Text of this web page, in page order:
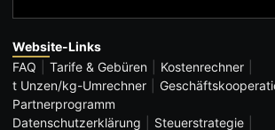
Website-Links
FAQ
Tarife & Gebüren
Kostenrechner
t Unzen/kg-Umrechner
Partnerprogramm
Datenschutzerklärung
Steuerstrategie